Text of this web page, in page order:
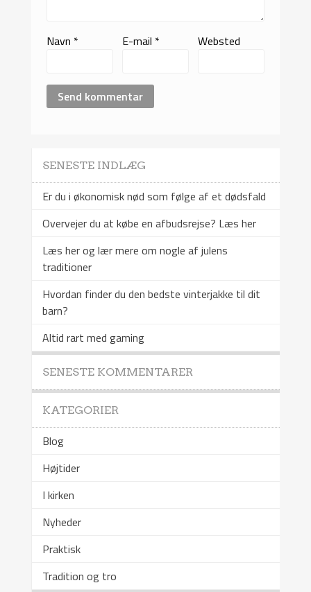
Navn * E-mail * Websted
SENESTE INDLÆG
Er du i økonomisk nød som følge af et dødsfald
Overvejer du at købe en afbudsrejse? Læs her
Læs her og lær mere om nogle af julens
traditioner
Hvordan finder du den bedste vinterjakke til dit
barn?
Altid rart med gaming
SENESTE KOMMENTARER
KATEGORIER
Blog
Højtider
I kirken
Nyheder
Praktisk
Tradition og tro